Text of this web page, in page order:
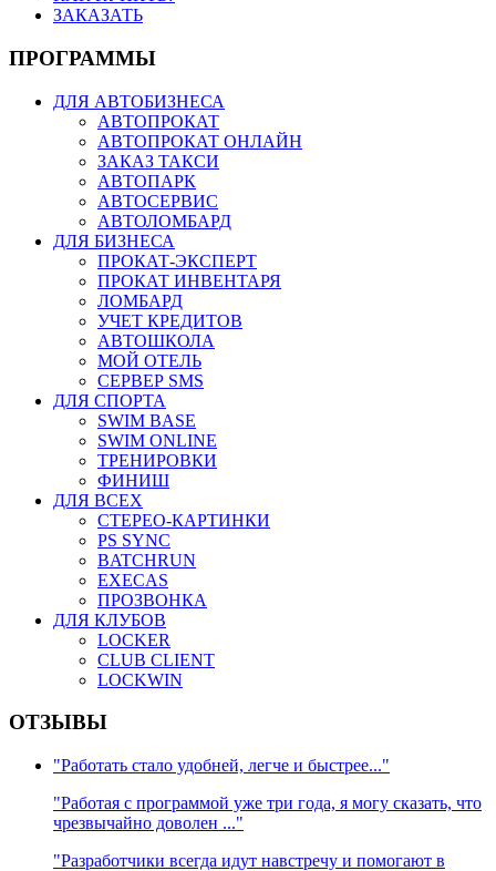
ЗАКАЗАТЬ
ПРОГРАММЫ
ДЛЯ АВТОБИЗНЕСА
АВТОПРОКАТ
АВТОПРОКАТ ОНЛАЙН
ЗАКАЗ ТАКСИ
АВТОПАРК
АВТОСЕРВИС
АВТОЛОМБАРД
ДЛЯ БИЗНЕСА
ПРОКАТ-ЭКСПЕРТ
ПРОКАТ ИНВЕНТАРЯ
ЛОМБАРД
УЧЕТ КРЕДИТОВ
АВТОШКОЛА
МОЙ ОТЕЛЬ
СЕРВЕР SMS
ДЛЯ СПОРТА
SWIM BASE
SWIM ONLINE
ТРЕНИРОВКИ
ФИНИШ
ДЛЯ ВСЕХ
СТЕРЕО-КАРТИНКИ
PS SYNC
BATCHRUN
EXECAS
ПРОЗВОНКА
ДЛЯ КЛУБОВ
LOCKER
CLUB CLIENT
LOCKWIN
ОТЗЫВЫ
"Работать стало удобней, легче и быстрее..."
"Работая с программой уже три года, я могу сказать, что
чрезвычайно доволен ..."
"Разработчики всегда идут навстречу и помогают в